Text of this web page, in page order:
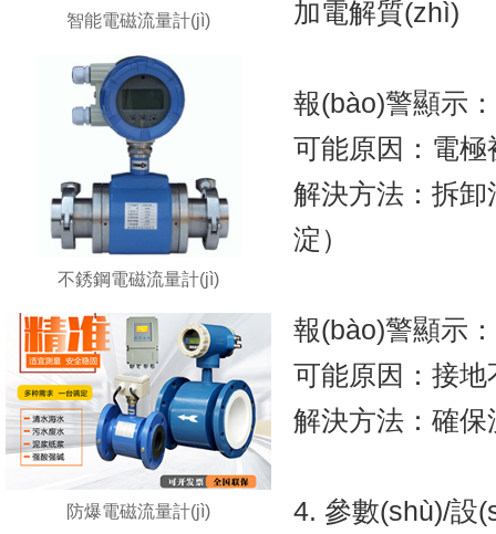
智能電磁流量計(jì)
不銹鋼電磁流量計(jì)
防爆電磁流量計(jì)
加電解質(zhì)
報(bào)警顯示
可能原因：電極
解決方法：拆
淀）
報(bào)警顯示
可能原因：接地
解決方法：確
4. 參數(shù)/設